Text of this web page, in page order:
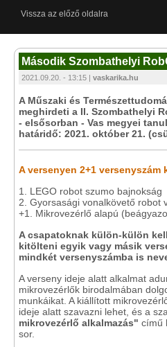
Vissza az előző oldalra
Második Szombathelyi
2021.09.20. - 13:15 | vaskarika.hu
A Műszaki és
meghirdeti a II. Szombathelyi
- elsősorban - Vas megyei
határidő: 2021. október 21.
A versenyen 2+1 versenyszám
1. LEGO robot szumo bajnokság
2. Gyorsasági vonalkövető robot
+1. Mikrovezérlő alapú
A csapatoknak külön-külön
kitölteni egyik vagy másik
mindkét versenyszámba is
A verseny ideje alatt alkalmat
mikrovezérlők birodalmában
munkáikat. A kiállított
ideje alatt szavazni lehet, és a
mikrovezérlő alkalmazás" című
sor.